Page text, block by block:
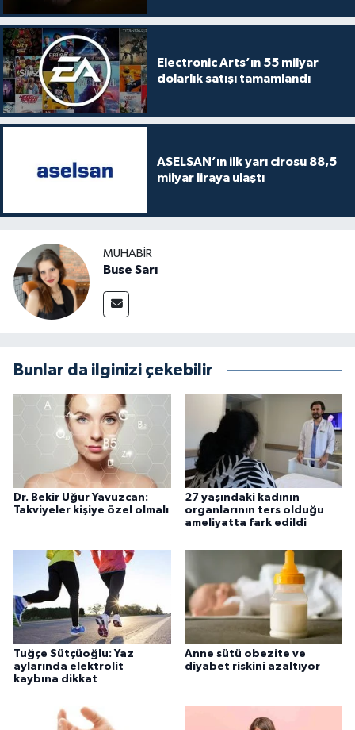
Electronic Arts’ın 55 milyar
dolarlık satışı tamamlandı
ASELSAN’ın ilk yarı cirosu 88,5
milyar liraya ulaştı
MUHABIR
Buse Sarı
Bunlar da ilginizi çekebilir
Dr. Bekir Uğur Yavuzcan:
Takviyeler kişiye özel olmalı
27 yaşındaki kadının
organlarının ters olduğu
ameliyatta fark edildi
Tuğçe Sütçüoğlu: Yaz
aylarında elektrolit
kaybına dikkat
Anne sütü obezite ve
diyabet riskini azaltıyor